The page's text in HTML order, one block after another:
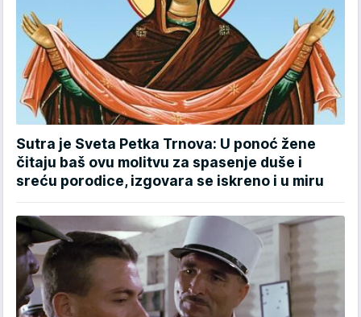
Sutra je Sveta Petka Trnova: U ponoć žene
čitaju baš ovu molitvu za spasenje duše i
sreću porodice, izgovara se iskreno i u miru